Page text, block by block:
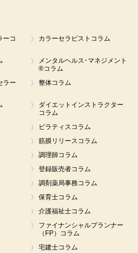
ーコ
カラーセラピストコラム
メンタルヘルス･マネジメント
®コラム
ラー
整体コラム
ダイエットインストラクター
コラム
ピラティスコラム
筋膜リリースコラム
調理師コラム
登録販売者コラム
調剤薬局事務コラム
保育士コラム
介護福祉士コラム
ファイナンシャルプランナー
（FP）コラム
宅建士コラム